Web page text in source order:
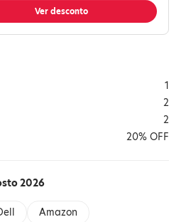
Ver desconto
1
2
2
20% OFF
2026
Amazon